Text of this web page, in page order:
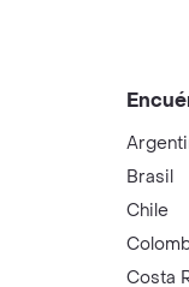
Brasil
Chile
Costa